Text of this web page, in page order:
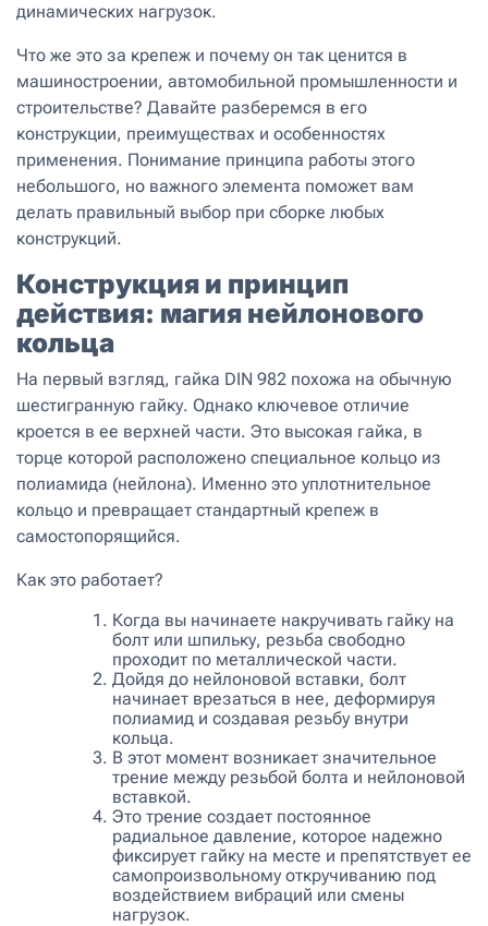
динамических нагрузок.
Что же это за крепеж и почему он так ценится в
машиностроении, автомобильной промышленности и
строительстве? Давайте разберемся в его
конструкции, преимуществах и особенностях
применения. Понимание принципа работы этого
небольшого, но важного элемента поможет вам
делать правильный выбор при сборке любых
конструкций.
Конструкция и принцип
действия: магия нейлонового
кольца
На первый взгляд, гайка DIN 982 похожа на обычную
шестигранную гайку. Однако ключевое отличие
кроется в ее верхней части. Это высокая гайка, в
торце которой расположено специальное кольцо из
полиамида (нейлона). Именно это уплотнительное
кольцо и превращает стандартный крепеж в
самостопорящийся.
Как это работает?
Когда вы начинаете накручивать гайку на
болт или шпильку, резьба свободно
проходит по металлической части.
Дойдя до нейлоновой вставки, болт
начинает врезаться в нее, деформируя
полиамид и создавая резьбу внутри
кольца.
В этот момент возникает значительное
трение между резьбой болта и нейлоновой
вставкой.
Это трение создает постоянное
радиальное давление, которое надежно
фиксирует гайку на месте и препятствует ее
самопроизвольному откручиванию под
воздействием вибраций или смены
нагрузок.